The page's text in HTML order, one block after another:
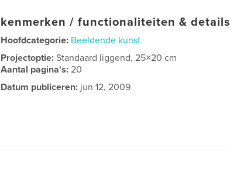
kenmerken / functionaliteiten & details
Hoofdcategorie: Beeldende kunst
Projectoptie:Standaard liggend, 25×20 cm
Aantal pagina's:20
Datum publiceren: jun 12, 2009